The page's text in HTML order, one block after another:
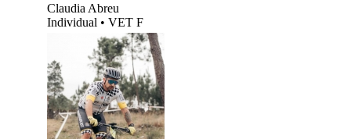
Claudia Abreu
Individual • VET F